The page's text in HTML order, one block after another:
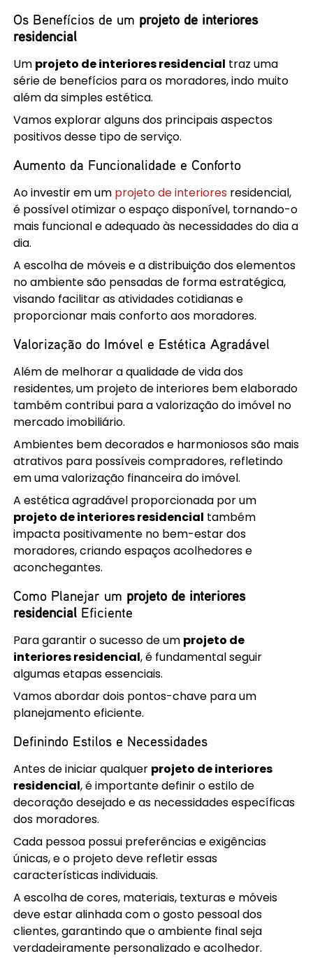
Os Benefícios de um projeto de interiores
residencial
Um projeto de interiores residencial traz uma
série de benefícios para os moradores, indo muito
além da simples estética.
Vamos explorar alguns dos principais aspectos
positivos desse tipo de serviço.
Aumento da Funcionalidade e Conforto
Ao investir em um projeto de interiores residencial,
é possível otimizar o espaço disponível, tornando-o
mais funcional e adequado às necessidades do dia a
dia.
A escolha de móveis e a distribuição dos elementos
no ambiente são pensadas de forma estratégica,
visando facilitar as atividades cotidianas e
proporcionar mais conforto aos moradores.
Valorização do Imóvel e Estética Agradável
Além de melhorar a qualidade de vida dos
residentes, um projeto de interiores bem elaborado
também contribui para a valorização do imóvel no
mercado imobiliário.
Ambientes bem decorados e harmoniosos são mais
atrativos para possíveis compradores, refletindo
em uma valorização financeira do imóvel.
A estética agradável proporcionada por um
projeto de interiores residencial também
impacta positivamente no bem-estar dos
moradores, criando espaços acolhedores e
aconchegantes.
Como Planejar um projeto de interiores
residencial Eficiente
Para garantir o sucesso de um projeto de
interiores residencial, é fundamental seguir
algumas etapas essenciais.
Vamos abordar dois pontos-chave para um
planejamento eficiente.
Definindo Estilos e Necessidades
Antes de iniciar qualquer projeto de interiores
residencial, é importante definir o estilo de
decoração desejado e as necessidades específicas
dos moradores.
Cada pessoa possui preferências e exigências
únicas, e o projeto deve refletir essas
características individuais.
A escolha de cores, materiais, texturas e móveis
deve estar alinhada com o gosto pessoal dos
clientes, garantindo que o ambiente final seja
verdadeiramente personalizado e acolhedor.